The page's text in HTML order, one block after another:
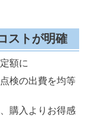
ストが明確
額に
検の出費を均等
購入よりお得感